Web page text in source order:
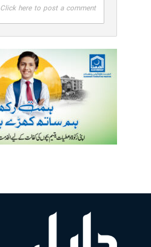
Click here to post a comment